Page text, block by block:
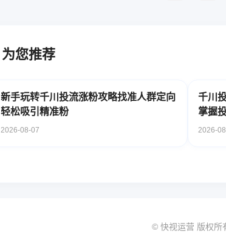
为您推荐
新手玩转千川投流涨粉攻略找准人群定向
轻松吸引精准粉
2026-08-07
千川
掌握
2026-
© 快视运营 版权所